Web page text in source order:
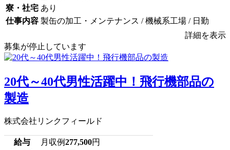
寮・社宅 あり
仕事内容 製缶の加工・メンテナンス / 機械系工場 / 日勤
詳細を表示
募集が停止しています
20代～40代男性活躍中！飛行機部品の
製造
株式会社リンクフィールド
給与 月収例277,500円